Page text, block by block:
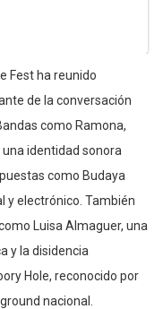
Fest ha reunido
de la conversación
como Ramona,
identidad sonora
como Budaya
y electrónico. También
Luisa Almaguer, una
y la disidencia
Hole, reconocido por
nacional.